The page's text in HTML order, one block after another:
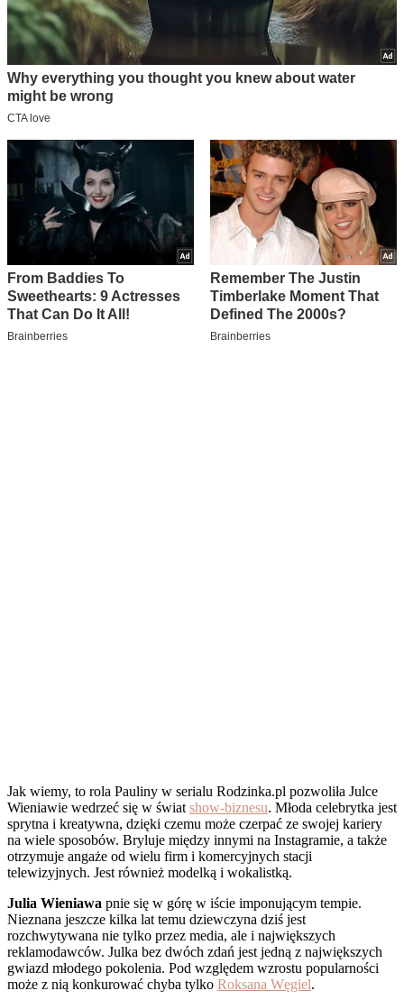
Jak wiemy, to rola Pauliny w serialu Rodzinka.pl pozwoliła Julce
Wieniawie wedrzeć się w świat show-biznesu. Młoda celebrytka jest
sprytna i kreatywna, dzięki czemu może czerpać ze swojej kariery
na wiele sposobów. Bryluje między innymi na Instagramie, a także
otrzymuje angaże od wielu firm i komercyjnych stacji
telewizyjnych. Jest również modelką i wokalistką.
Julia Wieniawa pnie się w górę w iście imponującym tempie.
Nieznana jeszcze kilka lat temu dziewczyna dziś jest
rozchwytywana nie tylko przez media, ale i największych
reklamodawców. Julka bez dwóch zdań jest jedną z największych
gwiazd młodego pokolenia. Pod względem wzrostu popularności
może z nią konkurować chyba tylko Roksana Węgiel.